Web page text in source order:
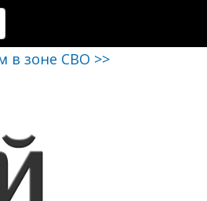
в зоне СВО >>